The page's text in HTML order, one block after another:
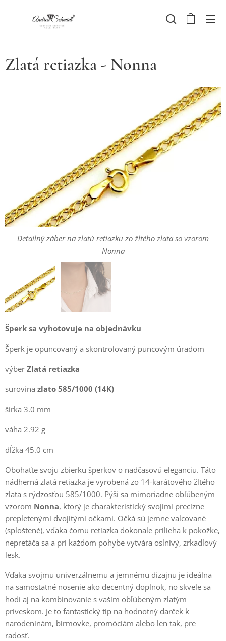
Zlatá retiazka - Nonna
Detailný záber na zlatú retiazku zo žltého zlata so vzorom
Nonna
Detailný záber na zlatú retiazku zo žltého zlata so vzorom
Nonna
Šperk sa vyhotovuje na objednávku
Šperk je opuncovaný a skontrolovaný puncovým úradom
výber Zlatá retiazka
surovina zlato 585/1000 (14K)
šírka 3.0 mm
váha 2.92 g
dĺžka 45.0 cm
Obohaťte svoju zbierku šperkov o nadčasovú eleganciu. Táto
nádherná zlatá retiazka je vyrobená zo 14-karátového žltého
zlata s rýdzosťou 585/1000. Pýši sa mimoriadne obľúbeným
vzorom Nonna, ktorý je charakteristický svojimi precízne
prepletenými dvojitými očkami. Očká sú jemne valcované
(sploštené), vďaka čomu retiazka dokonale prilieha k pokožke,
nepretáča sa a pri každom pohybe vytvára oslnivý, zrkadlový
lesk.
Vďaka svojmu univerzálnemu a jemnému dizajnu je ideálna
na samostatné nosenie ako decentný doplnok, no skvele sa
hodí aj na kombinovanie s vaším obľúbeným zlatým
príveskom. Je to fantastický tip na hodnotný darček k
narodeninám, birmovke, promóciám alebo len tak, pre
radosť.